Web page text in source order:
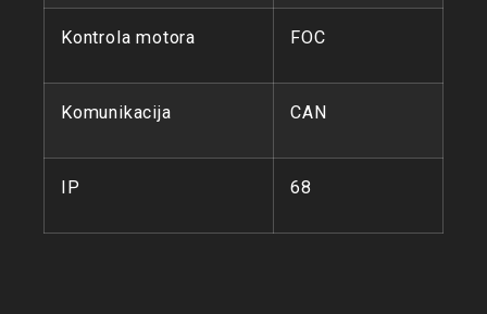
Kontrola motora FOC
Komunikacija CAN
IP 68